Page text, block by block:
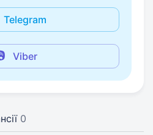
Telegram
Viber
0